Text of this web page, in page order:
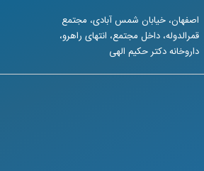
اصفهان، خیابان شمس آبادی، مجتمع
قمرالدوله، داخل مجتمع، انتهای راهرو،
داروخانه دکتر حکیم الهی